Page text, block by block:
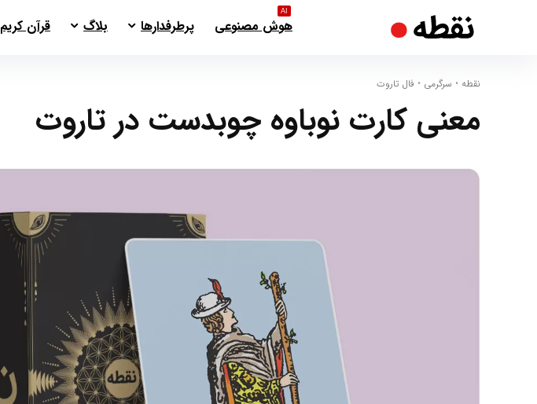
هوش مصنوعی
AI
پرطرفدارها بلاگ قرآن کریم
نقطه • سرگرمی • فال تاروت
معنی کارت نوباوه چوبدست در تاروت